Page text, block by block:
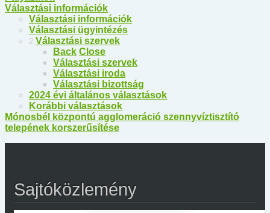
Választási információk
Választási információk
Választási ügyintézés
2 Választási szervek
Back Close
Választási szervek
Választási iroda
Választási bizottság
2024 évi általános választások
Korábbi választások
Mónosbél központú agglomeráció szennyvíztisztító
telepének korszerűsítése
Sajtóközlemény